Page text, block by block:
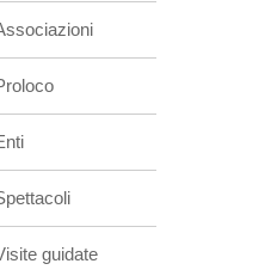
guidate